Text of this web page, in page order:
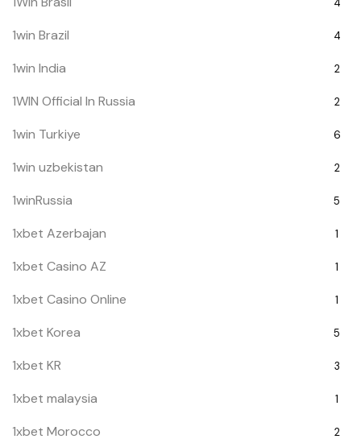
4
1win Brazil 4
1win India 2
1WIN Official In Russia 2
1win Turkiye 6
1win uzbekistan 2
1winRussia 5
1xbet Azerbajan 1
1xbet Casino AZ 1
1xbet Casino Online 1
1xbet Korea 5
1xbet KR 3
1xbet malaysia 1
1xbet Morocco 2